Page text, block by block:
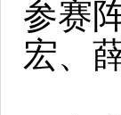
参赛
宏、